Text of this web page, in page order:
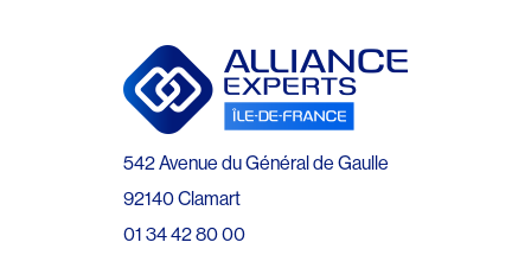
542 Avenue du Général de Gaulle
92140 Clamart
01 34 42 80 00